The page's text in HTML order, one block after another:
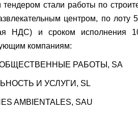
стали работы по
центром, по лоту
НДС) и сроком исполнения
компаниям:
РАБОТЫ, SA
И УСЛУГИ, SL
AMBIENTALES, SAU